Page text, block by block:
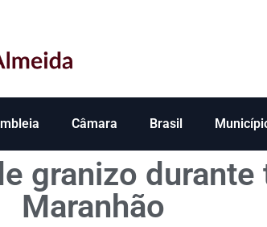
Câmara Brasil
granizo
Maranhão